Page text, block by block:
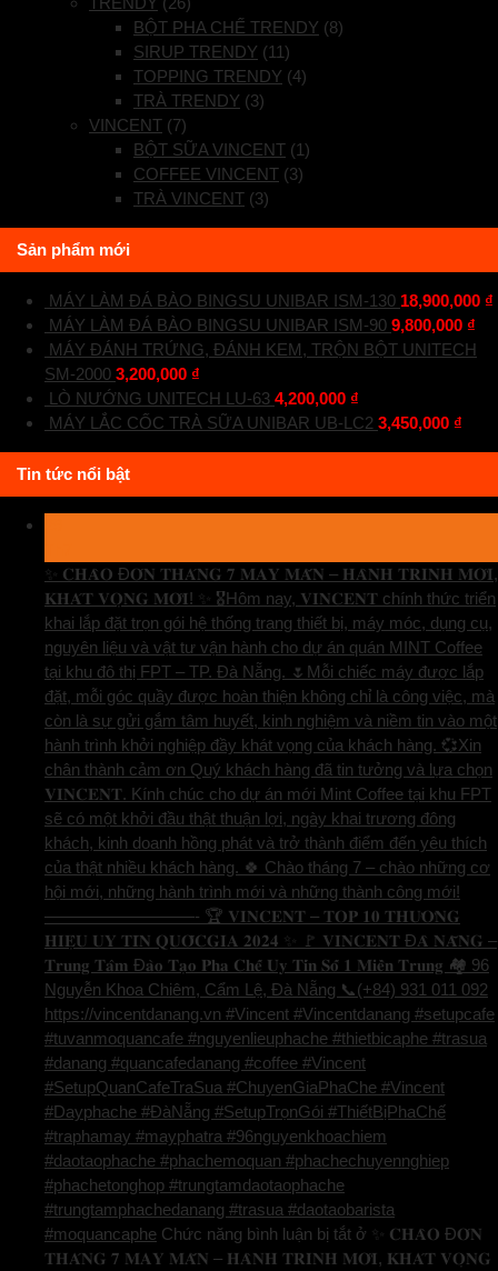
BỘT PHA CHẾ TRENDY (8)
SIRUP TRENDY (11)
TOPPING TRENDY (4)
TRÀ TRENDY (3)
VINCENT (7)
BỘT SỮA VINCENT (1)
COFFEE VINCENT (3)
TRÀ VINCENT (3)
Sản phẩm mới
MÁY LÀM ĐÁ BÀO BINGSU UNIBAR ISM-130 18,900,000 ₫
MÁY LÀM ĐÁ BÀO BINGSU UNIBAR ISM-90 9,800,000 ₫
MÁY ĐÁNH TRỨNG, ĐÁNH KEM, TRỘN BỘT UNITECH
SM-2000 3,200,000 ₫
LÒ NƯỚNG UNITECH LU-63 4,200,000 ₫
MÁY LẮC CỐC TRÀ SỮA UNIBAR UB-LC2 3,450,000 ₫
Tin tức nổi bật
✨ 𝐂𝐇𝐀̀𝐎 Đ𝐎́𝐍 𝐓𝐇𝐀́𝐍𝐆 𝟕 𝐌𝐀𝐘 𝐌𝐀̆́𝐍 – 𝐇𝐀̀𝐍𝐇 𝐓𝐑𝐈̀𝐍𝐇 𝐌𝐎̛́𝐈,
𝐊𝐇𝐀́𝐓 𝐕𝐎̣𝐍𝐆 𝐌𝐎̛́𝐈! ✨ 🎖️Hôm nay, 𝐕𝐈𝐍𝐂𝐄𝐍𝐓 chính thức triển
khai lắp đặt trọn gói hệ thống trang thiết bị, máy móc, dụng cụ,
nguyên liệu và vật tư vận hành cho dự án quán MINT Coffee
tại khu đô thị FPT – TP. Đà Nẵng. 🌷Mỗi chiếc máy được lắp
đặt, mỗi góc quầy được hoàn thiện không chỉ là công việc, mà
còn là sự gửi gắm tâm huyết, kinh nghiệm và niềm tin vào một
hành trình khởi nghiệp đầy khát vọng của khách hàng. 💞Xin
chân thành cảm ơn Quý khách hàng đã tin tưởng và lựa chọn
𝐕𝐈𝐍𝐂𝐄𝐍𝐓. Kính chúc cho dự án mới Mint Coffee tại khu FPT
sẽ có một khởi đầu thật thuận lợi, ngày khai trương đông
khách, kinh doanh hồng phát và trở thành điểm đến yêu thích
của thật nhiều khách hàng. 🍀 Chào tháng 7 – chào những cơ
hội mới, những hành trình mới và những thành công mới!
—————————- 🏆 𝐕𝐈𝐍𝐂𝐄𝐍𝐓 – 𝐓𝐎𝐏 𝟏𝟎 𝐓𝐇𝐔̛𝐎̛𝐍𝐆
𝐇𝐈𝐄̣̂𝐔 𝐔𝐘 𝐓𝐈́𝐍 𝐐𝐔𝐎̂́𝐂𝐆𝐈𝐀 𝟐𝟎𝟐𝟒 ✨ 🚩 𝐕𝐈𝐍𝐂𝐄𝐍𝐓 Đ𝐀̀ 𝐍𝐀̆̃𝐍𝐆 –
𝐓𝐫𝐮𝐧𝐠 𝐓𝐚̂𝐦 Đ𝐚̀𝐨 𝐓𝐚̣𝐨 𝐏𝐡𝐚 𝐂𝐡𝐞̂́ 𝐔𝐲 𝐓𝐢́𝐧 𝐒𝐨̂́ 𝟏 𝐌𝐢𝐞̂̀𝐧 𝐓𝐫𝐮𝐧𝐠 🏘️ 96
Nguyễn Khoa Chiêm, Cẩm Lệ, Đà Nẵng 📞(+84) 931 011 092
https://vincentdanang.vn #Vincent #Vincentdanang #setupcafe
#tuvanmoquancafe #nguyenlieuphache #thietbicaphe #trasua
#danang #quancafedanang #coffee #Vincent
#SetupQuanCafeTraSua #ChuyenGiaPhaChe #Vincent
#Dayphache #ĐàNẵng #SetupTrọnGói #ThiếtBịPhaChế
#traphamay #mayphatra #96nguyenkhoachiem
#daotaophache #phachemoquan #phachechuyennghiep
#phachetonghop #trungtamdaotaophache
#trungtamphachedanang #trasua #daotaobarista
#moquancaphe Chức năng bình luận bị tắt ở ✨ 𝐂𝐇𝐀̀𝐎 Đ𝐎́𝐍
𝐓𝐇𝐀́𝐍𝐆 𝟕 𝐌𝐀𝐘 𝐌𝐀̆́𝐍 – 𝐇𝐀̀𝐍𝐇 𝐓𝐑𝐈̀𝐍𝐇 𝐌𝐎̛́𝐈, 𝐊𝐇𝐀́𝐓 𝐕𝐎̣𝐍𝐆